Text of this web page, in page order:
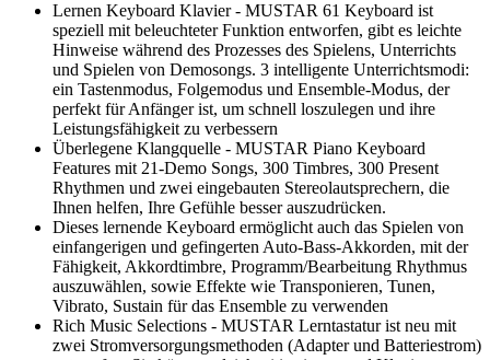
Lernen Keyboard Klavier - MUSTAR 61 Keyboard ist
speziell mit beleuchteter Funktion entworfen, gibt es leichte
Hinweise während des Prozesses des Spielens, Unterrichts
und Spielen von Demosongs. 3 intelligente Unterrichtsmodi:
ein Tastenmodus, Folgemodus und Ensemble-Modus, der
perfekt für Anfänger ist, um schnell loszulegen und ihre
Leistungsfähigkeit zu verbessern
Überlegene Klangquelle - MUSTAR Piano Keyboard
Features mit 21-Demo Songs, 300 Timbres, 300 Present
Rhythmen und zwei eingebauten Stereolautsprechern, die
Ihnen helfen, Ihre Gefühle besser auszudrücken.
Dieses lernende Keyboard ermöglicht auch das Spielen von
einfangerigen und gefingerten Auto-Bass-Akkorden, mit der
Fähigkeit, Akkordtimbre, Programm/Bearbeitung Rhythmus
auszuwählen, sowie Effekte wie Transponieren, Tunen,
Vibrato, Sustain für das Ensemble zu verwenden
Rich Music Selections - MUSTAR Lerntastatur ist neu mit
zwei Stromversorgungsmethoden (Adapter und Batteriestrom)